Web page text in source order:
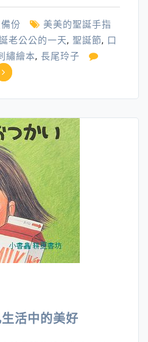
份
美美的聖誕手指
老公公的一天, 聖誕節, 口
繡繪本, 長尾玲子
活中的美好